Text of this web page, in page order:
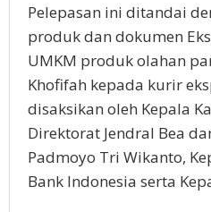
Pelepasan ini ditandai
produk dan dokumen
UMKM produk olahan
Khofifah kepada kurir
disaksikan oleh Kepala
Direktorat Jendral Bea
Padmoyo Tri Wikanto,
Bank Indonesia serta